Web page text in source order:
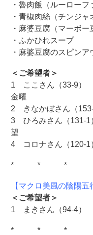
・魯肉飯（ルーローフ
・青椒肉絲（チンジャ
・麻婆豆腐（マーボー
・ふかひれスープ
・麻婆豆腐のスピンア
＜ご希望者＞
1 ここさん（33-9）
金曜
2 きなかぼさん（153-
3 ひろみさん（131-1
望
4 コロナさん（120-1
* * *
【マクロ美風の陰陽
＜ご希望者＞
1 まきさん（94-4）
* * *